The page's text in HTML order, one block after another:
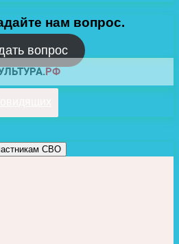
нам вопрос.
вопрос
СВО